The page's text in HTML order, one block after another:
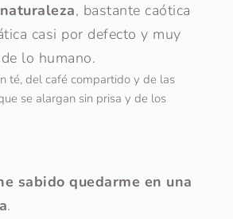
, bastante caótica
casi por defecto y muy
lo humano.
té, del café compartido y de las
se alargan sin prisa y de los
sabido quedarme en una
.